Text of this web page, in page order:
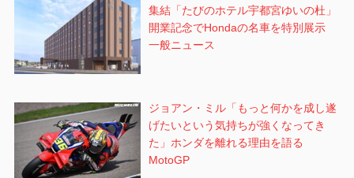
集結「たびのホテル宇都宮ゆいの杜」
開業記念でHondaの名車を特別展示
一般ニュース
ジョアン・ミル「もっと何かを成し遂
げたいという気持ちが強くなってき
た」ホンダを離れる理由を語る
MotoGP